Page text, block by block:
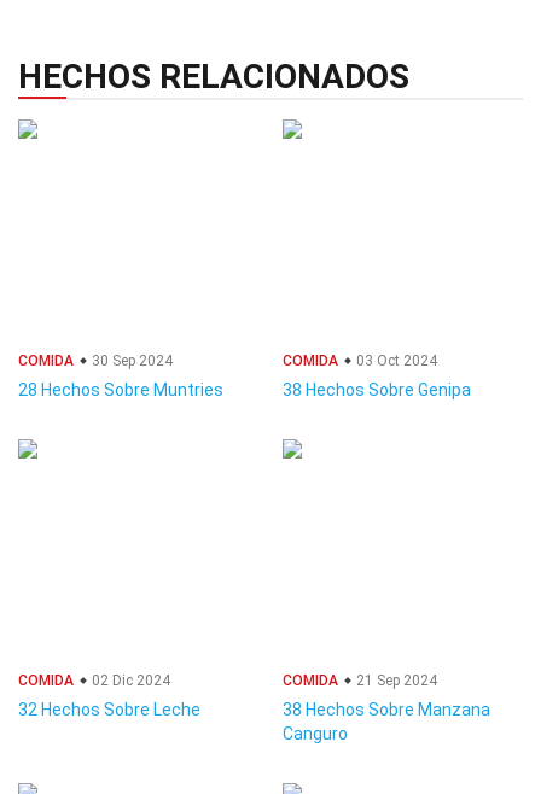
HECHOS RELACIONADOS
COMIDA 30 Sep 2024
28 Hechos Sobre Muntries
COMIDA 03 Oct 2024
38 Hechos Sobre Genipa
COMIDA 02 Dic 2024
32 Hechos Sobre Leche
COMIDA 21 Sep 2024
38 Hechos Sobre Manzana
Canguro